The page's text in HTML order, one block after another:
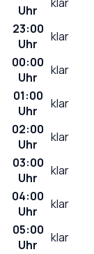
Uhr
23:00
Uhr
klar
00:00
Uhr
klar
01:00
Uhr
klar
02:00
Uhr
klar
03:00
Uhr
klar
04:00
Uhr
klar
05:00
Uhr
klar